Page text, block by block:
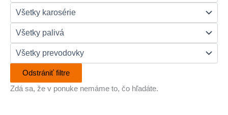
Odstrániť filtre
Zdá sa, že v ponuke nemáme to, čo hľadáte.